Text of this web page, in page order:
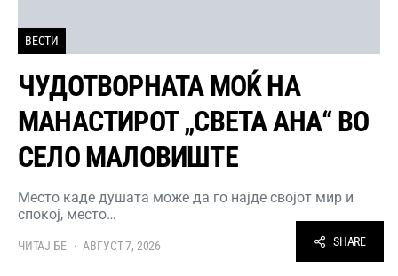
ВЕСТИ
ЧУДОТВОРНАТА МОЌ НА
МАНАСТИРОТ „СВЕТА АНА“ ВО
СЕЛО МАЛОВИШТЕ
Место каде душата може да го најде својот мир и
спокој, место…
ЧИТАЈ БЕ АВГУСТ 7, 2026 SHARE